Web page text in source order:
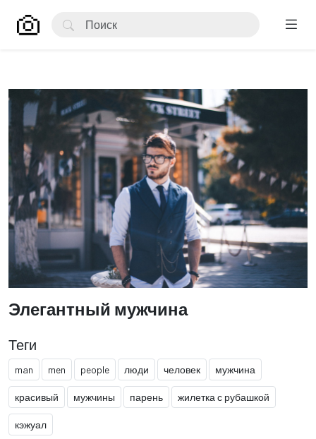
Элегантный мужчина
Теги
man men people люди человек мужчина
красивый мужчины парень жилетка с рубашкой
кэжуал